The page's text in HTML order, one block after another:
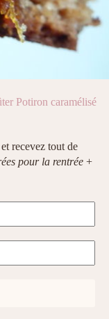
Potiron caramélisé
recevez tout de
pour la rentrée +